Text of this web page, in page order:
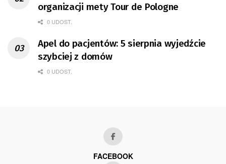
organizacji mety Tour de Pologne
0 UDOST.
Apel do pacjentów: 5 sierpnia wyjedźcie
szybciej z domów
0 UDOST.
FACEBOOK